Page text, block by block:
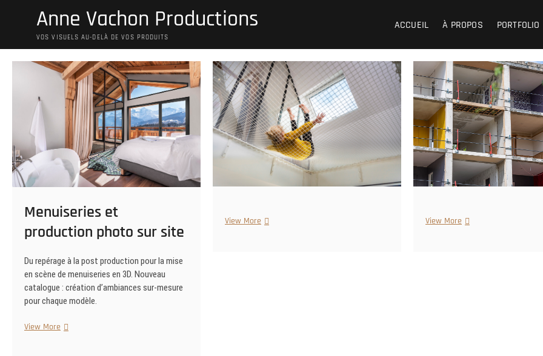
Anne Vachon Productions
VOS VISUELS AU-DELÀ DE VOS PRODUITS
ACCUEIL À PROPOS PORTFOLIO
Menuiseries et
production photo sur site
Du repérage à la post production pour la mise
en scène de menuiseries en 3D. Nouveau
catalogue : création d’ambiances sur-mesure
pour chaque modèle.
View More Menuiseries
View More View More